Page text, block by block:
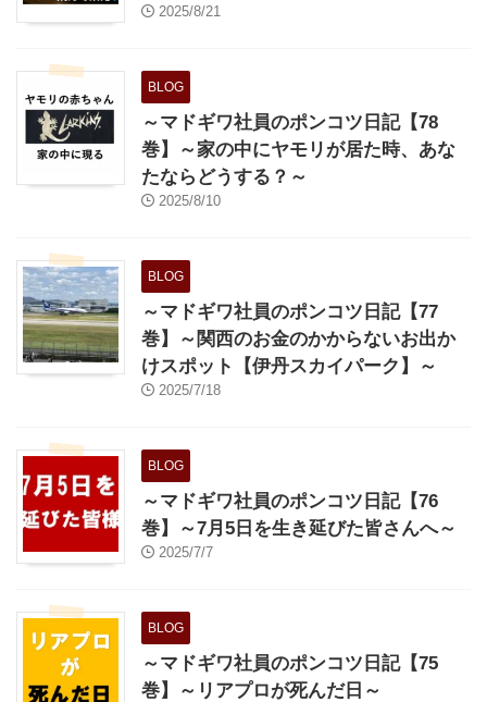
2025/8/21
BLOG
～マドギワ社員のポンコツ日記【78
巻】～家の中にヤモリが居た時、あな
たならどうする？～
2025/8/10
BLOG
～マドギワ社員のポンコツ日記【77
巻】～関西のお金のかからないお出か
けスポット【伊丹スカイパーク】～
2025/7/18
BLOG
～マドギワ社員のポンコツ日記【76
巻】～7月5日を生き延びた皆さんへ～
2025/7/7
BLOG
～マドギワ社員のポンコツ日記【75
巻】～リアプロが死んだ日～